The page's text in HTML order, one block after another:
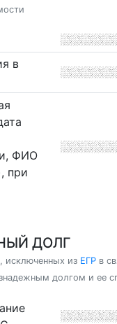
в
ФИО
при
ДОЛГ
из ЕГР в
долгом и ее